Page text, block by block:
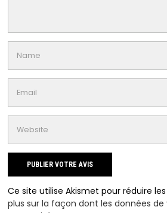
Ce site utilise Akismet pour réduire
plus sur la façon dont les données